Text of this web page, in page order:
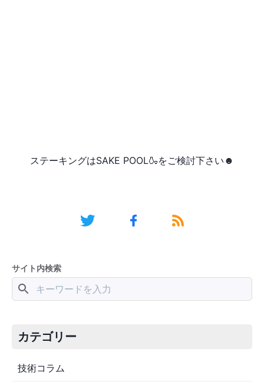
ステーキングはSAKE POOL🍶をご検討下さい☻
サイト内検索
カテゴリー
技術コラム